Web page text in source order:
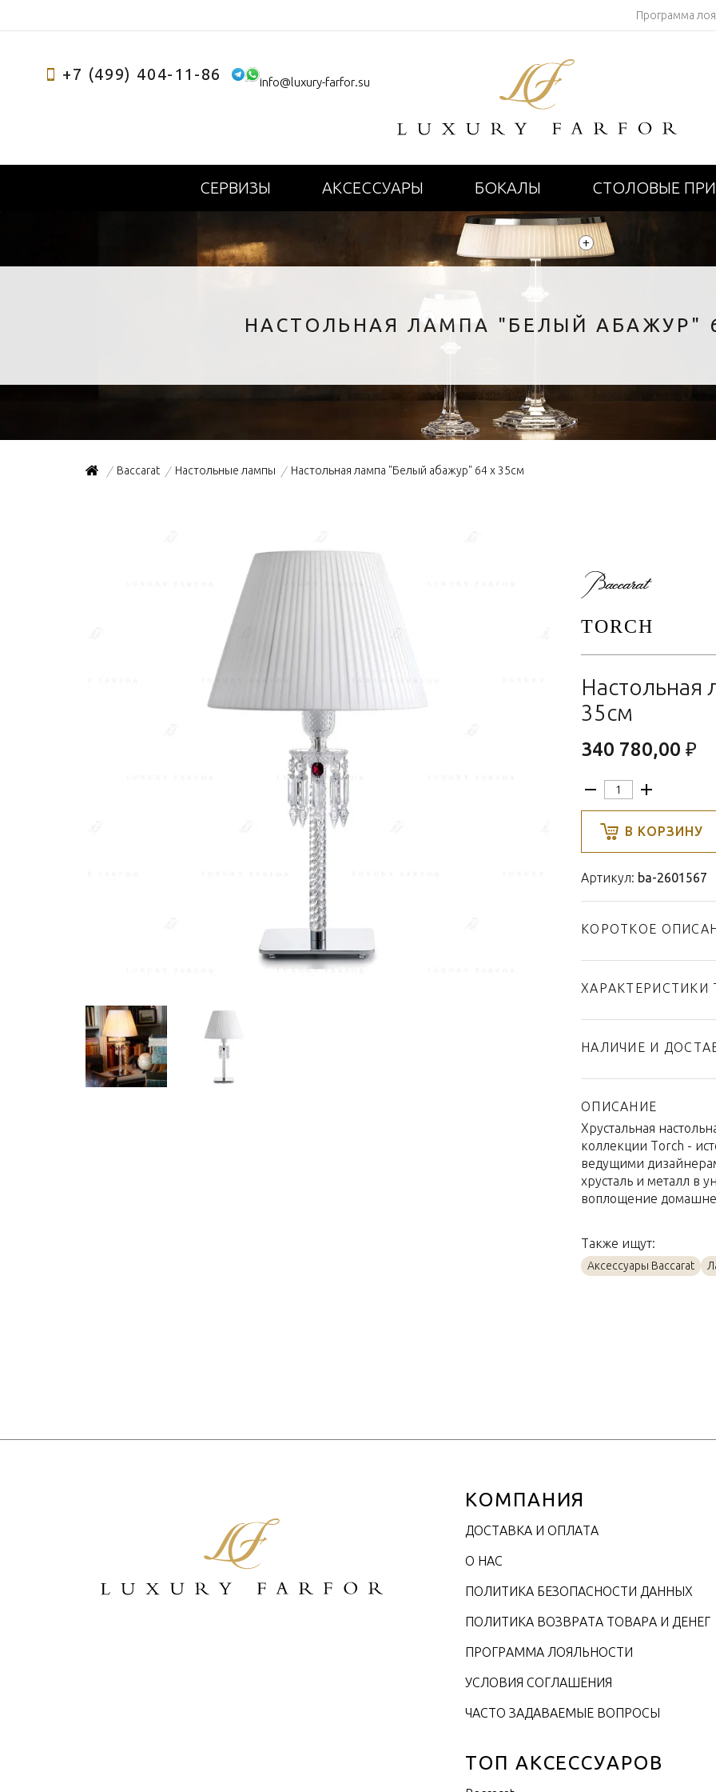
Программа
+7 (499) 404-11-86 info@luxury-farfor.su
СЕРВИЗЫ АКСЕССУАРЫ БОКАЛЫ СТОЛОВЫЕ
+
+
НАСТОЛЬНАЯ ЛАМПА "БЕЛЫЙ АБАЖУР"
/ Baccarat / Настольные лампы / Настольная лампа "Белый абажур" 64 x 35см
TORCH
Настольная
35см
340 780,00 ₽
В КОРЗИНУ
Артикул: ba-2601567
КОРОТКОЕ
ХАРАКТЕРИСТИКИ
Коллекция
Страна
Материал
Объем / Размер
НАЛИЧИЕ И
ОПИСАНИЕ
Хрустальная
коллекции Torch -
ведущими
хрусталь и металл в
воплощение
Также ищут:
Аксессуары Baccarat
КОМПАНИЯ
ДОСТАВКА И ОПЛАТА
О НАС
ПОЛИТИКА БЕЗОПАСНОСТИ ДАННЫХ
ПОЛИТИКА ВОЗВРАТА ТОВАРА И ДЕНЕГ
ПРОГРАММА ЛОЯЛЬНОСТИ
УСЛОВИЯ СОГЛАШЕНИЯ
ЧАСТО ЗАДАВАЕМЫЕ ВОПРОСЫ
ТОП АКСЕССУАРОВ